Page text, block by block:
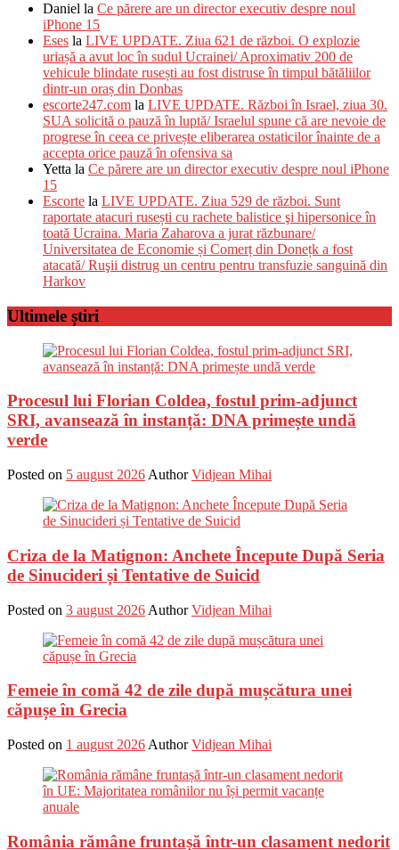
Daniel la Ce părere are un director executiv despre noul
iPhone 15
Eses la LIVE UPDATE. Ziua 621 de război. O explozie
uriașă a avut loc în sudul Ucrainei/ Aproximativ 200 de
vehicule blindate rusești au fost distruse în timpul bătăliilor
dintr-un oraș din Donbas
escorte247.com la LIVE UPDATE. Război în Israel, ziua 30.
SUA solicită o pauză în luptă/ Israelul spune că are nevoie de
progrese în ceea ce privește eliberarea ostaticilor înainte de a
accepta orice pauză în ofensiva sa
Yetta la Ce părere are un director executiv despre noul iPhone
15
Escorte la LIVE UPDATE. Ziua 529 de război. Sunt
raportate atacuri rusești cu rachete balistice şi hipersonice în
toată Ucraina. Maria Zaharova a jurat răzbunare/
Universitatea de Economie și Comerț din Donețk a fost
atacată/ Ruşii distrug un centru pentru transfuzie sanguină din
Harkov
Ultimele știri
Procesul lui Florian Coldea, fostul prim-adjunct
SRI, avansează în instanță: DNA primește undă
verde
Posted on 5 august 2026 Author Vidjean Mihai
Criza de la Matignon: Anchete Începute După Seria
de Sinucideri și Tentative de Suicid
Posted on 3 august 2026 Author Vidjean Mihai
Femeie în comă 42 de zile după mușcătura unei
căpușe în Grecia
Posted on 1 august 2026 Author Vidjean Mihai
România rămâne fruntașă într-un clasament nedorit